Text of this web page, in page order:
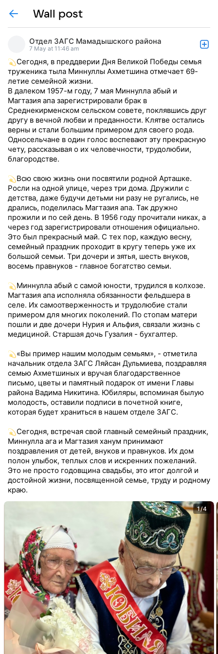
Wall post
Отдел ЗАГС Мамадышского района
7 May at 11:46 am
Сегодня, в преддверии Дня Великой Победы семья
труженика тыла Миннуллы Ахметшина отмечает 69-
летие семейной жизни.
В далеком 1957-м году, 7 мая Миннулла абый и
Магтазия апа зарегистрировали брак в
Среднекирменском сельском совете, поклявшись друг
другу в вечной любви и преданности. Клятве остались
верны и стали большим примером для своего рода.
Односельчане в один голос воспевают эту прекрасную
чету, рассказывая о их человечности, трудолюбии,
благородстве.
Всю свою жизнь они посвятили родной Арташке.
Росли на одной улице, через три дома. Дружили с
детства, даже будучи детьми ни разу не ругались, не
дрались, поделилась Магтазия апа. Так дружно
прожили и по сей день. В 1956 году прочитали никах, а
через год зарегистрировали отношения официально.
Это был прекрасный май. С тех пор, каждую весну,
семейный праздник проходит в кругу теперь уже их
большой семьи. Три дочери и зятья, шесть внуков,
восемь правнуков - главное богатство семьи.
Миннулла абый с самой юности, трудился в колхозе.
Магтазия апа исполняла обязанности фельдшера в
селе. Их самоотверженность и трудолюбие стали
примером для многих поколений. По стопам матери
пошли и две дочери Нурия и Альфия, связали жизнь с
медициной. Старшая дочь Гузалия - бухгалтер.
«Вы пример нашим молодым семьям», - отметила
начальник отдела ЗАГС Ляйсан Дульмиева, поздравляя
семью Ахметшиных и вручая благодарственное
письмо, цветы и памятный подарок от имени Главы
района Вадима Никитина. Юбиляры, вспоминая былую
молодость, оставили подписи в почетной книге,
которая будет храниться в нашем отделе ЗАГС.
Сегодня, встречая свой главный семейный праздник,
Миннулла ага и Магтазия ханум принимают
поздравления от детей, внуков и правнуков. Их дом
полон улыбок, теплых слов и искренних пожеланий.
Это не просто годовщина свадьбы, это итог долгой и
достойной жизни, посвященной семье, труду и родному
краю.
1/4